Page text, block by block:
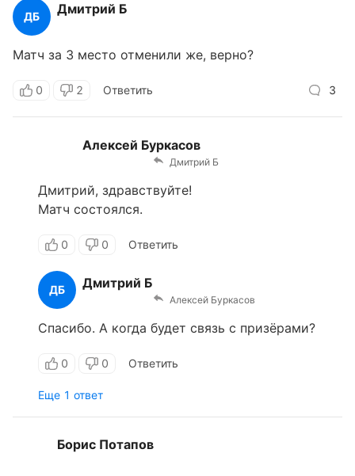
ДБ Дмитрий Б
Матч за 3 место отменили же, верно?
0 2 Ответить 3
Алексей Буркасов
Дмитрий Б
Дмитрий, здравствуйте!
Матч состоялся.
0 0 Ответить
ДБ Дмитрий Б
Алексей Буркасов
Спасибо. А когда будет связь с призёрами?
0 0 Ответить
Еще 1 ответ
Борис Потапов